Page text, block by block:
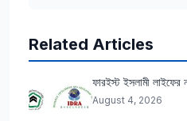
Related Articles
ফারইস্ট ইসলামী
August 4, 2026